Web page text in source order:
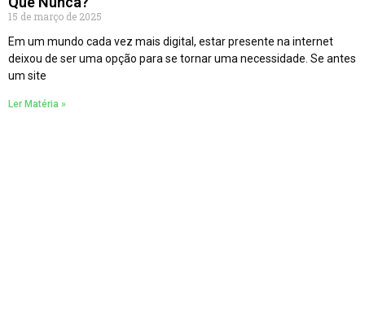
15 de março de 2025
Em um mundo cada vez mais digital, estar presente na internet
deixou de ser uma opção para se tornar uma necessidade. Se antes
um site
Ler Matéria »